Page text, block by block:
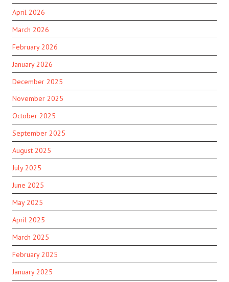
April 2026
March 2026
February 2026
January 2026
December 2025
November 2025
October 2025
September 2025
August 2025
July 2025
June 2025
May 2025
April 2025
March 2025
February 2025
January 2025